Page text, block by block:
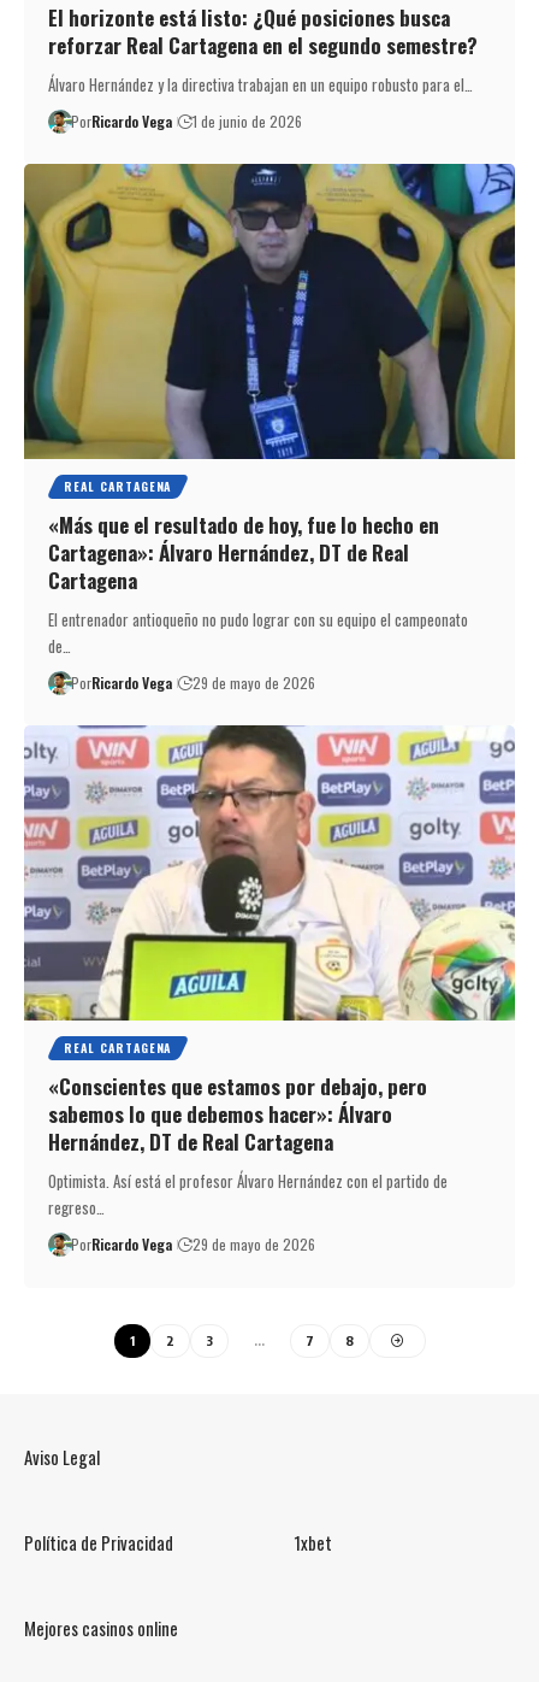
El horizonte está listo: ¿Qué posiciones busca
reforzar Real Cartagena en el segundo semestre?
Álvaro Hernández y la directiva trabajan en un equipo robusto para el…
PorRicardo Vega 1 de junio de 2026
REAL CARTAGENA
«Más que el resultado de hoy, fue lo hecho en
Cartagena»: Álvaro Hernández, DT de Real
Cartagena
El entrenador antioqueño no pudo lograr con su equipo el campeonato
de…
PorRicardo Vega 29 de mayo de 2026
REAL CARTAGENA
«Conscientes que estamos por debajo, pero
sabemos lo que debemos hacer»: Álvaro
Hernández, DT de Real Cartagena
Optimista. Así está el profesor Álvaro Hernández con el partido de
regreso…
PorRicardo Vega 29 de mayo de 2026
1 2 3 … 7 8
Aviso Legal
Política de Privacidad 1xbet
Mejores casinos online